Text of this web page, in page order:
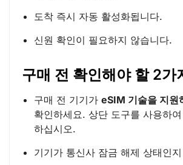
도착 즉시 자동 활성화됩니다.
신원 확인이 필요하지 않습니다.
구매 전 확인해야 할 2가
구매 전 기기가 eSIM 기술을 지원
확인하세요. 상단 도구를 사용하
하십시오.
기기가 통신사 잠금 해제 상태인